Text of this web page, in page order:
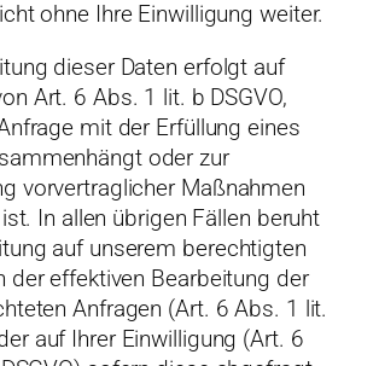
ohne Ihre Einwilligung weiter.
dieser Daten erfolgt auf
Art. 6 Abs. 1 lit. b DSGVO,
mit der Erfüllung eines
oder zur
vorvertraglicher Maßnahmen
In allen übrigen Fällen beruht
auf unserem berechtigten
der effektiven Bearbeitung der
Anfragen (Art. 6 Abs. 1 lit.
auf Ihrer Einwilligung (Art. 6